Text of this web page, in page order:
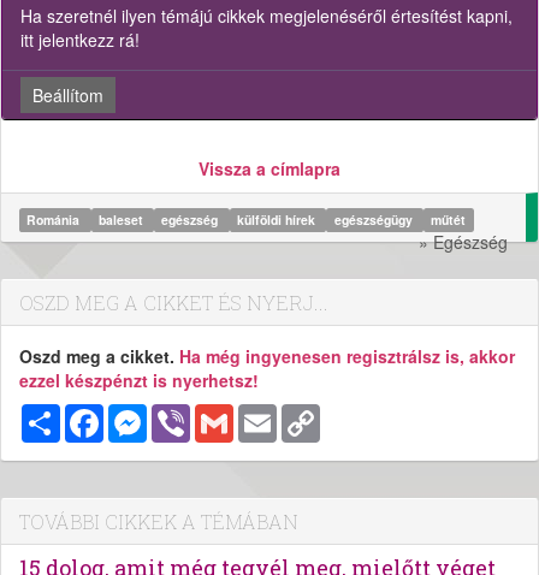
Ha szeretnél ilyen témájú cikkek megjelenéséről értesítést kapni,
itt jelentkezz rá!
Beállítom
Vissza a címlapra
Románia baleset egészség külföldi hírek egészségügy műtét
» Egészség
OSZD MEG A CIKKET ÉS NYERJ...
Oszd meg a cikket. Ha még ingyenesen regisztrálsz is, akkor
ezzel készpénzt is nyerhetsz!
MegosztásFacebookMessenger
Viber Gmail Email
TOVÁBBI CIKKEK A TÉMÁBAN
15 dolog, amit még tegyél meg, mielőtt véget